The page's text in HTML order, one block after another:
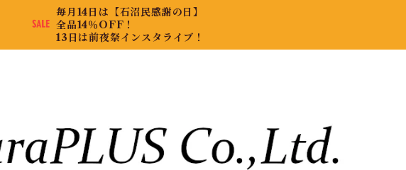
毎月14日は【石沼民感謝の日】
全品14％OFF！
13日は前夜祭インスタライブ！